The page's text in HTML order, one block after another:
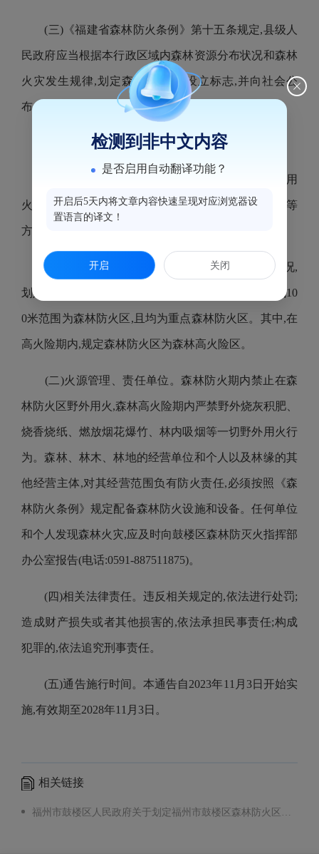
(三)《福建省森林防火条例》第十五条规定,县级人
民政府应当根据本行政区域内森林资源分布状况和森林
火灾发生规律,划定森林防火区,设立标志,并向社会公
布。
二、文件主要内容
区森林防火区、林区用
火、森林、林木、林地的经营单位和个人的防火责任等
方面进行规范,并公布森林火灾报警电话。
(一)划定森林防火区。 根据我区森林资源分布状况,
划定我区行政区域内的所有林地及距离林地边缘直线10
0米范围为森林防火区,且均为重点森林防火区。其中,在
高火险期内,规定森林防火区为森林高火险区。
(二)火源管理、责任单位。森林防火期内禁止在森
林防火区野外用火,森林高火险期内严禁野外烧灰积肥、
烧香烧纸、燃放烟花爆竹、林内吸烟等一切野外用火行
为。森林、林木、林地的经营单位和个人以及林缘的其
他经营主体,对其经营范围负有防火责任,必须按照《森
林防火条例》规定配备森林防火设施和设备。任何单位
和个人发现森林火灾,应及时向鼓楼区森林防灭火指挥部
办公室报告(电话:0591-887511875)。
(四)相关法律责任。 违反相关规定的,依法进行处罚;
造成财产损失或者其他损害的,依法承担民事责任;构成
犯罪的,依法追究刑事责任。
(五)通告施行时间。本通告自2023年11月 3日开始实
施,有效期至2028年1 1 月3日。
相关链接
福州市鼓楼区人民政府关于划定福州市鼓楼区森林防火区的通告
检测到非中文内容
是否启用自动翻译功能？
开启后5天内将文章内容快速呈现对应浏览器设
置语言的译文！
开启 关闭